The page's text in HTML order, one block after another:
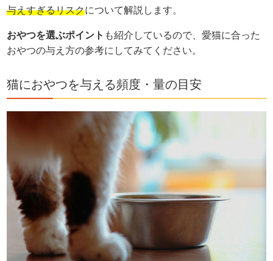
与えすぎるリスクについて解説します。
おやつを選ぶポイント も紹介しているので、愛猫に合った
おやつの与え方の参考にしてみてください。
猫におやつを与える頻度・量の目安